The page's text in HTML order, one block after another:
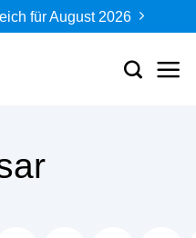
für August 2026